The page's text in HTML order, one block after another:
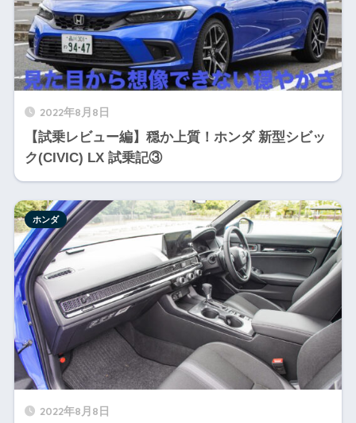
2022年8月8日
【試乗レビュー編】穏か上質！ホンダ 新型シビッ
ク(CIVIC) LX 試乗記③
2022年8月8日
ホンダ